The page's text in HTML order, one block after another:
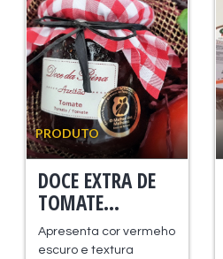
PRODUTO
DOCE EXTRA DE
TOMATE...
Apresenta cor vermeho
escuro e textura